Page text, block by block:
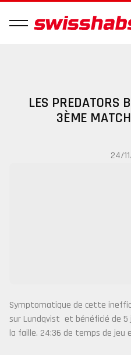
LES PREDATORS
3ÈME
24/
Symptomatique de cette
sur Lundqvist et bénéficié de 5
la faille. 24:36 de temps de jeu